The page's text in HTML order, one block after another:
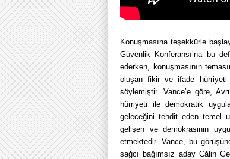
Konuşmasına teşekkürle
Güvenlik Konferansı’na bu
ederken, konuşmasının
oluşan fikir ve ifade
söylemiştir. Vance’e göre,
hürriyeti ile demokratik
geleceğini tehdit eden temel
gelişen ve demokrasinin
etmektedir. Vance, bu
sağcı bağımsız aday Călin